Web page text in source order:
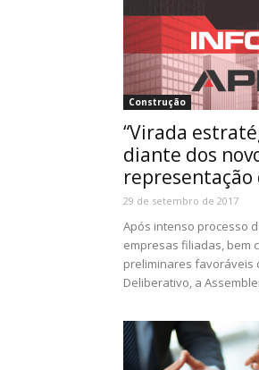
Construção
“Virada
diante dos
representação
29 de setembro de 2017
Após intenso processo
empresas filiadas, bem
preliminares favoráveis
Deliberativo, a